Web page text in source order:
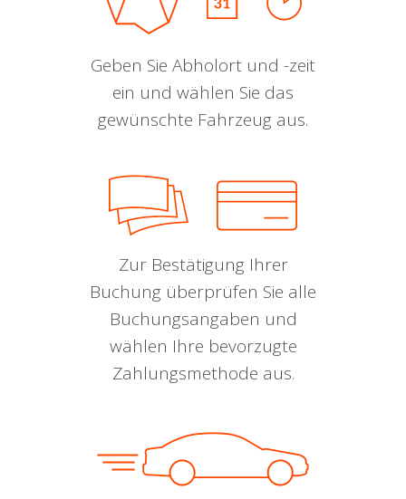
Geben Sie Abholort und -zeit
ein und wählen Sie das
gewünschte Fahrzeug aus.
Zur Bestätigung Ihrer
Buchung überprüfen Sie alle
Buchungsangaben und
wählen Ihre bevorzugte
Zahlungsmethode aus.